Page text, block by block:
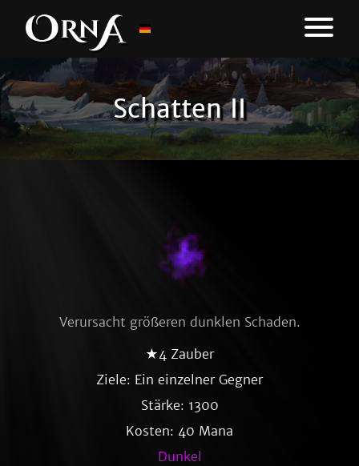
Schatten II
Verursacht größeren dunklen Schaden.
★4 Zauber
Ziele: Ein einzelner Gegner
Stärke: 1300
Kosten: 40 Mana
Dunkel